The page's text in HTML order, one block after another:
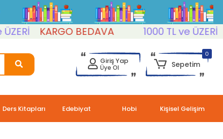
KARGO BEDAVA 1000 TL ve ÜZERİ
Giriş Yap
Üye Ol
0
Sepetim
Ders Kitapları Edebiyat Hobi Kişisel Gelişim